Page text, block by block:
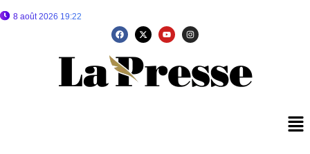
8 août 2026 19:22